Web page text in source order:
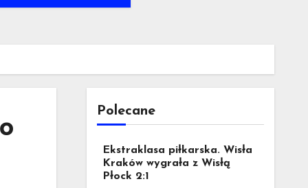
Polecane
Ekstraklasa piłkarska. Wisła
Kraków wygrała z Wisłą
Płock 2:1